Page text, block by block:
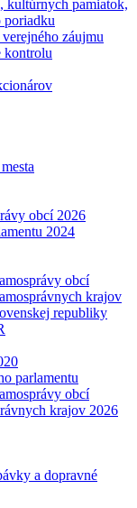
kultúrnych pamiatok,
poriadku
záujmu
kontrolu
obcí 2026
2024
obcí
krajov
republiky
parlamentu
obcí
krajov 2026
a dopravné